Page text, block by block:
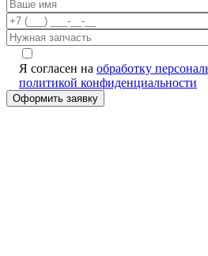
Я согласен на обработку
политикой конфиденциальности